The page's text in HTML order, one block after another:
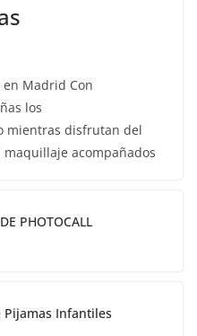
Madrid Con
los
mientras disfrutan del
acompañados
PHOTOCALL
Pijamas Infantiles